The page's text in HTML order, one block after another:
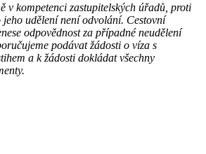
v kompetenci zastupitelských úřadů, proti
jeho udělení není odvolání. Cestovní
odpovědnost za případné neudělení
podávat žádosti o víza s
a k žádosti dokládat všechny